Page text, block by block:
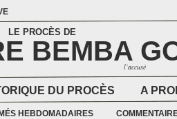
LE PROCÈS DE
BEMBA
l’accusé
DU PROCÈS A
HEBDOMADAIRES